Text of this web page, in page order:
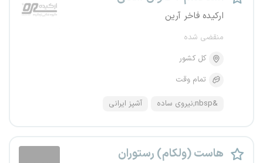
ارکیده فاخر آرین
منقضی شده
کل کشور
تمام وقت
&nbsp;نیروی ساده آشپز ایرانی
هاست (ولکام) رستوران